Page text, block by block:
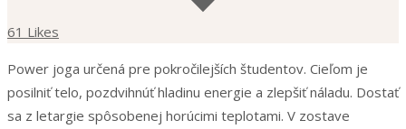
61 Likes
Power joga určená pre pokročilejších študentov. Cieľom je
posilniť telo, pozdvihnúť hladinu energie a zlepšiť náladu. Dostať
sa z letargie spôsobenej horúcimi teplotami. V zostave